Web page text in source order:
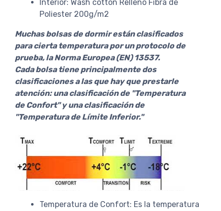
Interior: Wash cotton Relleno Fibra de
Poliester 200g/m2
Muchas bolsas de dormir están clasificados
para cierta temperatura por un protocolo de
prueba, la Norma Europea (EN) 13537.
Cada bolsa tiene principalmente dos
clasificaciones a las que hay que prestarle
atención: una clasificación de "Temperatura
de Confort" y una clasificación de
"Temperatura de Límite Inferior."
Temperatura de Confort: Es la temperatura